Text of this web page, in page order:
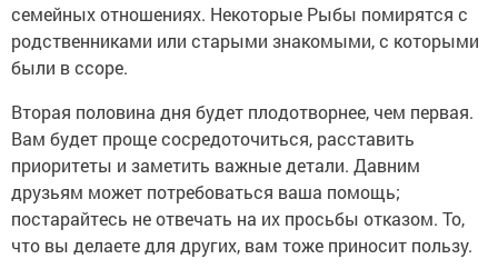
семейных отношениях. Некоторые Рыбы помирятся с
родственниками или старыми знакомыми, с которыми
были в ссоре.
Вторая половина дня будет плодотворнее, чем первая.
Вам будет проще сосредоточиться, расставить
приоритеты и заметить важные детали. Давним
друзьям может потребоваться ваша помощь;
постарайтесь не отвечать на их просьбы отказом. То,
что вы делаете для других, вам тоже приносит пользу.